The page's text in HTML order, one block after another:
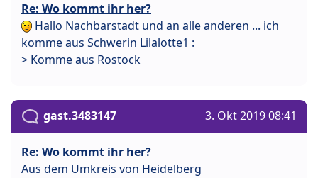
Re: Wo kommt ihr her?
Hallo Nachbarstadt und an alle anderen ... ich
komme aus Schwerin Lilalotte1 :
> Komme aus Rostock
gast.3483147 3. Okt 2019 08:41
Re: Wo kommt ihr her?
Aus dem Umkreis von Heidelberg